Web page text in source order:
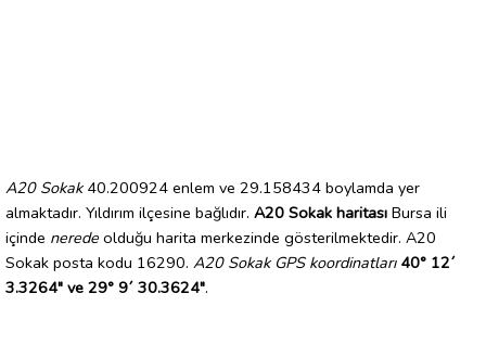
A20 Sokak40.200924 enlem ve 29.158434 boylamda yer
almaktadır. Yıldırım ilçesine bağlıdır. A20 Sokak haritası Bursa ili
içinde nerede olduğu harita merkezinde gösterilmektedir. A20
Sokak posta kodu 16290. A20 Sokak GPS koordinatları 40° 12´
3.3264" ve 29° 9´ 30.3624".